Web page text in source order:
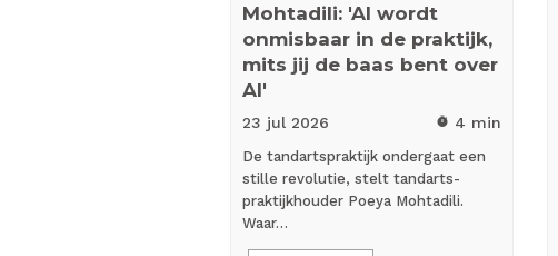
Mohtadili: 'AI wordt
onmisbaar in de praktijk,
mits jij de baas bent over
AI'
23 jul 2026 timer 4 min
De tandartspraktijk ondergaat een
stille revolutie, stelt tandarts-
praktijkhouder Poeya Mohtadili.
Waar…